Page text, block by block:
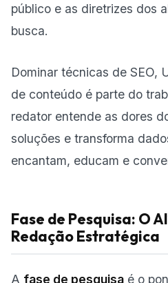
público e as diretrizes dos
busca.
Dominar técnicas de SEO,
de conteúdo é parte do
redator entende as dores
soluções e transforma
encantam, educam e
Fase de Pesquisa: O
Redação Estratégica
A fase de pesquisa é o